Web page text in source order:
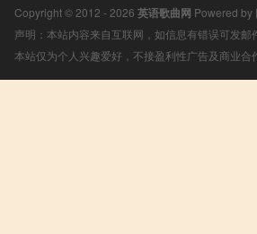
Copyright © 2012 - 2026 英语歌曲网 Powered by
声明：本站内容来自互联网，如信息有错误可发
本站仅为个人兴趣爱好，不接盈利性广告及商业合